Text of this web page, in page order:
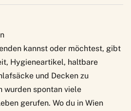
kannst oder möchtest, gibt
Hygieneartikel, haltbare
und Decken zu
wurden spontan viele
gerufen. Wo du in Wien